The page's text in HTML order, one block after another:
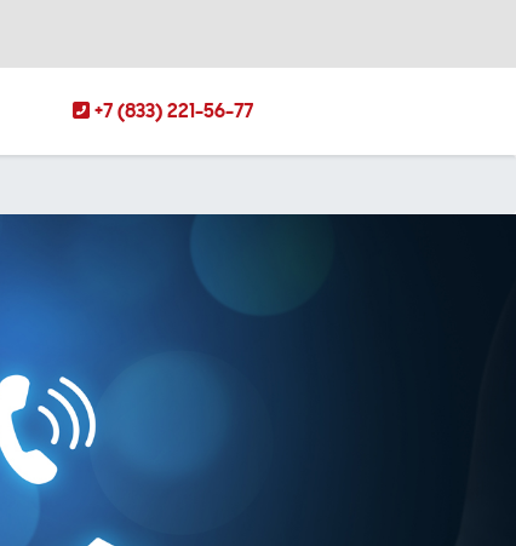
+7 (833) 221-56-77